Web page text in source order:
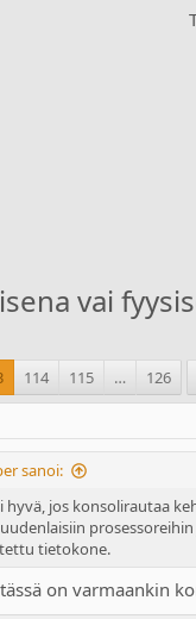
vai
114 115 … 126
sanoi:
hyvä, jos konsolirautaa
tietokone.
on varmaankin